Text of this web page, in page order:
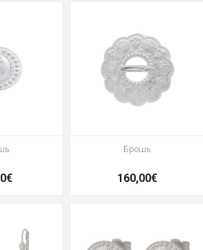
Брошь
160,00€